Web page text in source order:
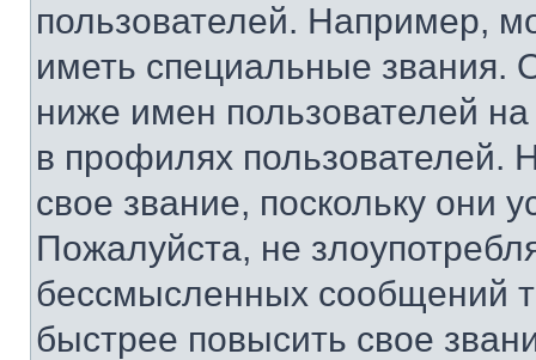
пользователей. Например,
иметь специальные звания.
ниже имен пользователей
в профилях
свое звание, поскольку они
Пожалуйста, не
бессмысленных сообщений
быстрее повысить свое